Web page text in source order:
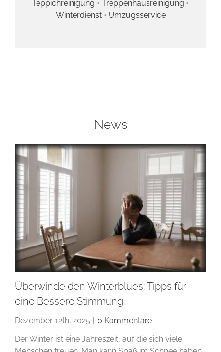
Teppichreinigung • Treppenhausreinigung •
Winterdienst • Umzugsservice
News
Überwinde den Winterblues: Tipps für
eine Bessere Stimmung
Dezember 12th, 2025 | 0 Kommentare
Der Winter ist eine Jahreszeit, auf die sich viele